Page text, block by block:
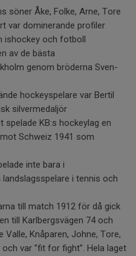
söner Åke, Folke, Arne, Tore
var dominerande profiler
ishockey och fotboll
av de bästa
genom bröderna Sven-
hockeyspelare var Bertil
silvermedaljör
spelade KB:s hockeylag en
Schweiz 1941 som
inte bara i
i tennis och
till match 1912 för då gick
till Karlbergsvägen 74 och
Knåparen, Johne, Tore,
var ”fit for fight”. Hela laget